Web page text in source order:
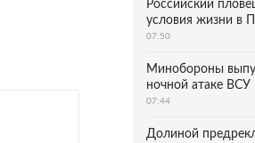
Российский
условия жизни в
07:50
Минобороны
ночной атаке ВСУ
07:44
Долиной